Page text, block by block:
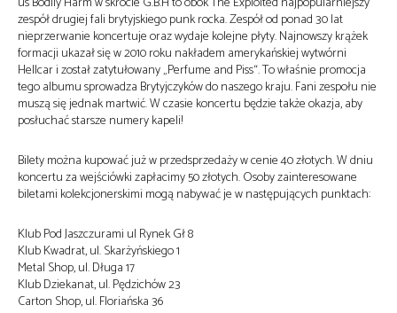
zespół drugiej fali brytyjskiego punk rocka. Zespół od ponad 30 lat
nieprzerwanie koncertuje oraz wydaje kolejne płyty. Najnowszy krążek
formacji ukazał się w 2010 roku nakładem amerykańskiej wytwórni
Hellcar i został zatytułowany „Perfume and Piss“. To właśnie promocja
tego albumu sprowadza Brytyjczyków do naszego kraju. Fani zespołu nie
muszą się jednak martwić. W czasie koncertu będzie także okazja, aby
posłuchać starsze numery kapeli!
Bilety można kupować już w przedsprzedaży w cenie 40 złotych. W dniu
koncertu za wejściówki zapłacimy 50 złotych. Osoby zainteresowane
biletami kolekcjonerskimi mogą nabywać je w następujących punktach:
Klub Pod Jaszczurami ul Rynek Gł 8
Klub Kwadrat, ul. Skarżyńskiego 1
Metal Shop, ul. Długa 17
Klub Dziekanat, ul. Pędzichów 23
Carton Shop, ul. Floriańska 36